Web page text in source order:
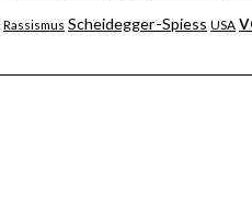
Rassismus Scheidegger-Spiess USA